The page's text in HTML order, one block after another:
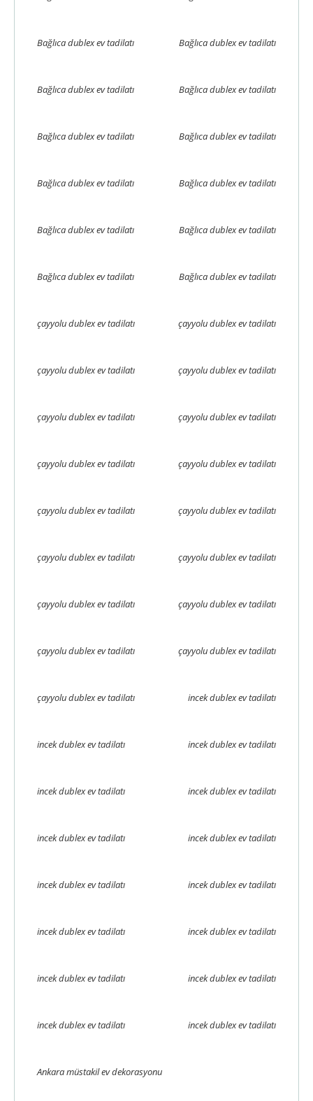
Bağlıca dublex ev tadilatı Bağlıca dublex ev tadilatı
Bağlıca dublex ev tadilatı Bağlıca dublex ev tadilatı
Bağlıca dublex ev tadilatı Bağlıca dublex ev tadilatı
Bağlıca dublex ev tadilatı Bağlıca dublex ev tadilatı
Bağlıca dublex ev tadilatı Bağlıca dublex ev tadilatı
Bağlıca dublex ev tadilatı Bağlıca dublex ev tadilatı
çayyolu dublex ev tadilatı çayyolu dublex ev tadilatı
çayyolu dublex ev tadilatı çayyolu dublex ev tadilatı
çayyolu dublex ev tadilatı çayyolu dublex ev tadilatı
çayyolu dublex ev tadilatı çayyolu dublex ev tadilatı
çayyolu dublex ev tadilatı çayyolu dublex ev tadilatı
çayyolu dublex ev tadilatı çayyolu dublex ev tadilatı
çayyolu dublex ev tadilatı çayyolu dublex ev tadilatı
çayyolu dublex ev tadilatı çayyolu dublex ev tadilatı
çayyolu dublex ev tadilatı incek dublex ev tadilatı
incek dublex ev tadilatı incek dublex ev tadilatı
incek dublex ev tadilatı incek dublex ev tadilatı
incek dublex ev tadilatı incek dublex ev tadilatı
incek dublex ev tadilatı incek dublex ev tadilatı
incek dublex ev tadilatı incek dublex ev tadilatı
incek dublex ev tadilatı incek dublex ev tadilatı
incek dublex ev tadilatı incek dublex ev tadilatı
Ankara müstakil ev dekorasyonu